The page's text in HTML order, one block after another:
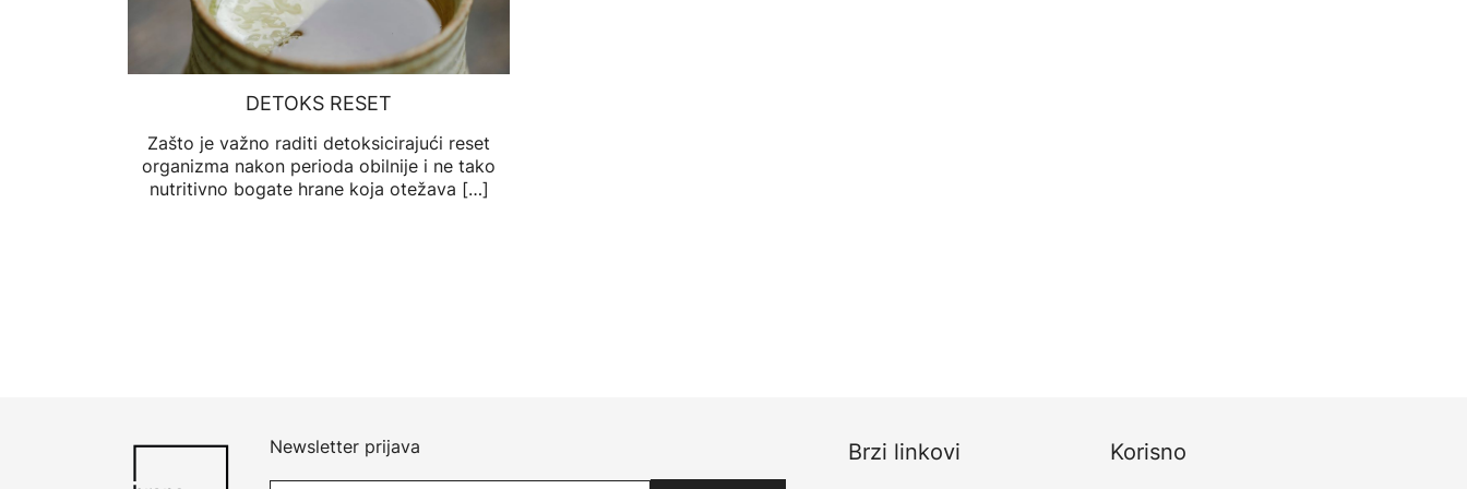
DETOKS RESET
Zašto je važno raditi detoksicirajući reset
organizma nakon perioda obilnije i ne tako
nutritivno bogate hrane koja otežava […]
Newsletter prijava Brzi linkovi Korisno